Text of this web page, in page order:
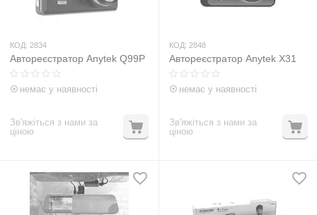
КОД: 2834
Автореєстратор Anytek Q99P
немає у наявності
Зв'яжіться з нами за
ціною
КОД: 2848
Автореєстратор Anytek X31
немає у наявності
Зв'яжіться з нами за
ціною